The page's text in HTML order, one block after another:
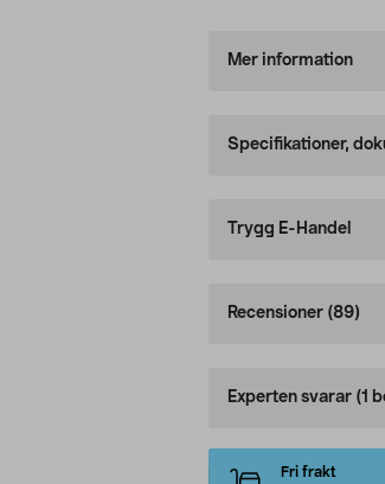
Mer information
Specifikationer,
Trygg E-Handel
Recensioner (89)
Experten svarar (1
Fri frakt